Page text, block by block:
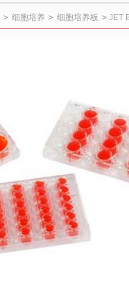
> 细胞培养 > 细胞培养板 > JET